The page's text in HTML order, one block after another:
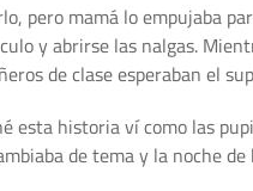
pero mamá lo empujaba
y abrirse las nalgas.
de clase esperaban el
esta historia ví como las
de tema y la noche